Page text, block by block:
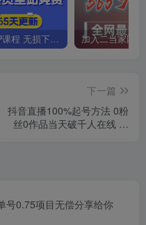
全网VIP课程 无损下载~
下一篇
抖音直播100%起号方法 0粉
丝0作品当天破千人在线 多
号0.75项目无偿分享给你